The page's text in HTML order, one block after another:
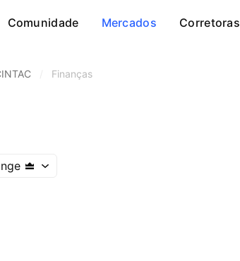
Comunidade Mercados Corretoras
Finanças